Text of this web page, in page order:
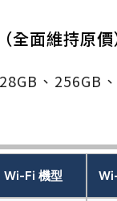
面維持原價
、256GB
Wi-Fi 機型